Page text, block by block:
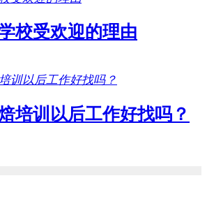
校受欢迎的理由
培训以后工作好找吗？